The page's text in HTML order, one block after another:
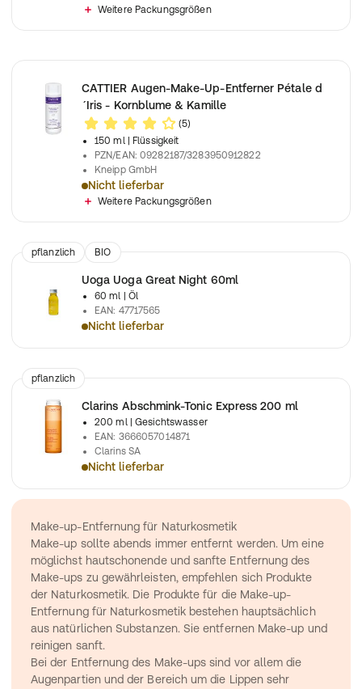
Zur sanften Reinigung des Gesichts
Weitere Packungsgrößen
CATTIER Augen-Make-Up-Entferner Pétale d
´Iris - Kornblume & Kamille
(5)
150 ml
| Flüssigkeit
PZN/EAN:09282187/3283950912822
Kneipp GmbH
Nicht lieferbar
Für die besonders zarte und empfindliche Haut der
Weitere Packungsgrößen
pflanzlich BIO
Uoga Uoga Great Night 60ml
60 ml
| Öl
EAN: 47717565
Nicht lieferbar
pflanzlich
Clarins Abschmink-Tonic Express 200 ml
200 ml
| Gesichtswasser
EAN: 3666057014871
Clarins SA
Nicht lieferbar
Make-up-Entfernung für Naturkosmetik
Make-up sollte abends immer entfernt werden. Um eine
möglichst hautschonende und sanfte Entfernung des
Make-ups zu gewährleisten, empfehlen sich Produkte
der Naturkosmetik. Die Produkte für die Make-up-
Entfernung für Naturkosmetik bestehen hauptsächlich
aus natürlichen Substanzen. Sie entfernen Make-up und
reinigen sanft.
Bei der Entfernung des Make-ups sind vor allem die
Augenpartien und der Bereich um die Lippen sehr